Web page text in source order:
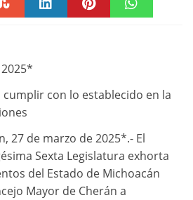
con lo establecido en la
27 de marzo de 2025*.- El
Sexta Legislatura exhorta
del Estado de Michoacán
Mayor de Cherán a